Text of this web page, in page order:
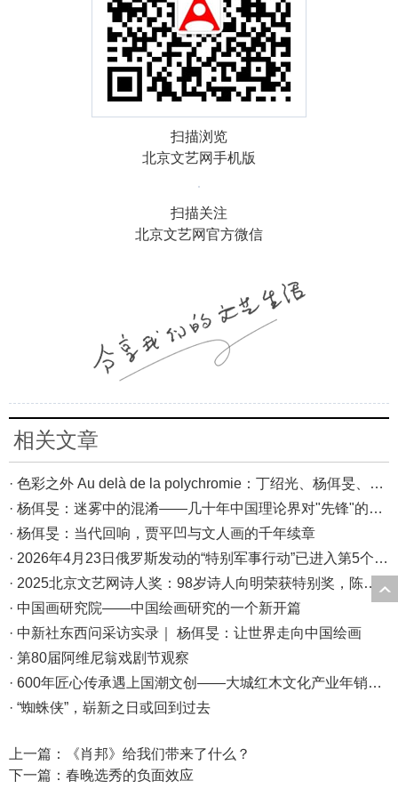
扫描浏览
北京文艺网手机版
扫描关注
北京文艺网官方微信
相关文章
· 色彩之外 Au delà de la polychromie：丁绍光、杨佴旻、Alain Cardenas·Castro巴黎展
· 杨佴旻：迷雾中的混淆——几十年中国理论界对"先锋"的误读，对创作的误导
· 杨佴旻：当代回响，贾平凹与文人画的千年续章
· 2026年4月23日俄罗斯发动的“特别军事行动”已进入第5个年头，俄乌局势最新综述
· 2025北京文艺网诗人奖：98岁诗人向明荣获特别奖，陈东东荣获诗人奖，茱萸荣获年度诗人奖！
· 中国画研究院——中国绘画研究的一个新开篇
· 中新社东西问采访实录｜ 杨佴旻：让世界走向中国绘画
· 第80届阿维尼翁戏剧节观察
· 600年匠心传承遇上国潮文创——大城红木文化产业年销80亿的“火”与“活”
· “蜘蛛侠”，崭新之日或回到过去
上一篇：
《肖邦》给我们带来了什么？
下一篇： 春晚选秀的负面效应